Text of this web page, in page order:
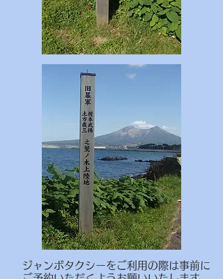
ジャンボタクシーをご利用の際は事前に